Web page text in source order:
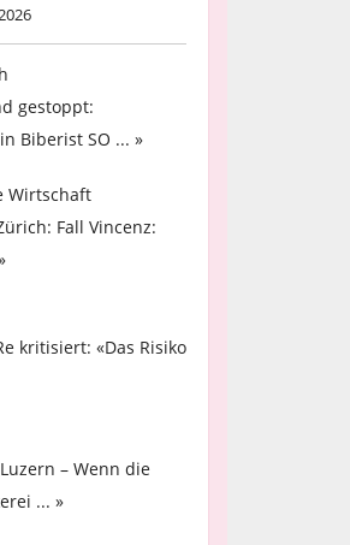
gestoppt:
Biberist SO ... »
Fall Vincenz:
kritisiert: «Das Risiko
– Wenn die
... »